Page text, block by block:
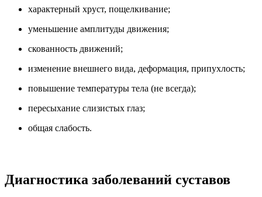
характерный хруст, пощелкивание;
уменьшение амплитуды движения;
скованность движений;
изменение внешнего вида, деформация, припухлость;
повышение температуры тела (не всегда);
пересыхание слизистых глаз;
общая слабость.
Диагностика заболеваний суставов